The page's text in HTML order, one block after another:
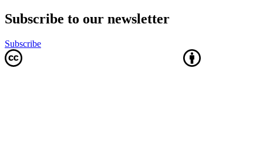
Subscribe to our newsletter
Subscribe